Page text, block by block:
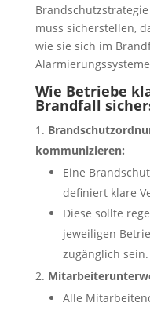
muss sicherstellen,
wie sie sich im
Wie Betriebe
Brandfall
kommunizieren:
Eine
definiert klare
Diese sollte
jeweiligen
zugänglich sein.
Alle